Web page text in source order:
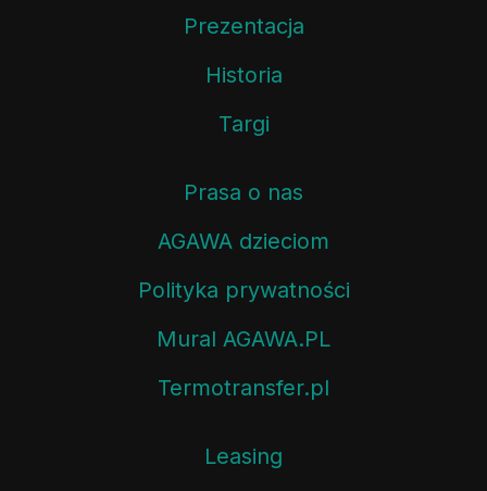
Prezentacja
Historia
Targi
Prasa o nas
AGAWA dzieciom
Polityka prywatności
Mural AGAWA.PL
Termotransfer.pl
Leasing